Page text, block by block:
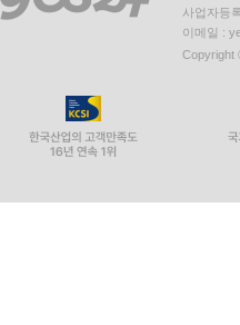
사업자등
이메일 :
Copyright